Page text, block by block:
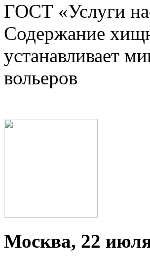
ГОСТ «Услуги
Содержание
устанавливает
вольеров
Москва, 22